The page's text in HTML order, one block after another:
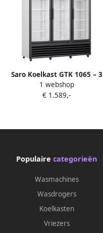
Saro Koelkast GTK 1065 – 3
Glazen Deuren – 1065 L – LED
Verlichting – Reclame
1 webshop
€ 1.589,-
Populaire categorieën
Wasmachines
Wasdrogers
Koelkasten
Vriezers